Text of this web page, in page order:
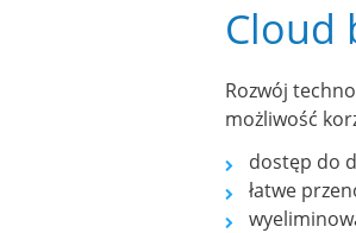
Cloud
Rozwój
możliwość
dostęp do
łatwe